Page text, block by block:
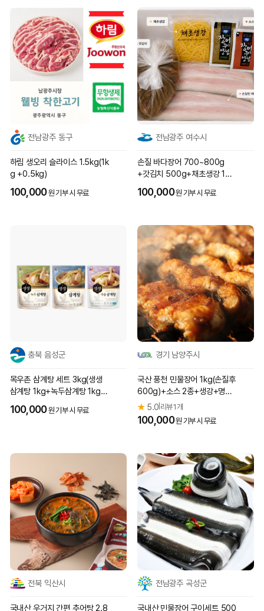
전남광주 동구
하림 생오리 슬라이스 1.5kg(1k
g +0.5kg)
100,000원 기부 시 무료
전남광주 여수시
손질 바다장어 700~800g
+갓김치 500g+채초생강 100
100,000원 기부 시 무료
충북 음성군
목우촌 삼계탕 세트 3kg(생생
삼계탕 1kg+녹두삼계탕 1kg
100,000원 기부 시 무료
경기 남양주시
국산 풍천 민물장어 1kg(손질후
600g)+소스 2종+생강+명이
나물
★ 5.0 리뷰 1개
100,000원 기부 시 무료
전북 익산시
국내산 우거지 간편 추어탕 2.8
전남광주 곡성군
국내산 민물장어 구이세트 500